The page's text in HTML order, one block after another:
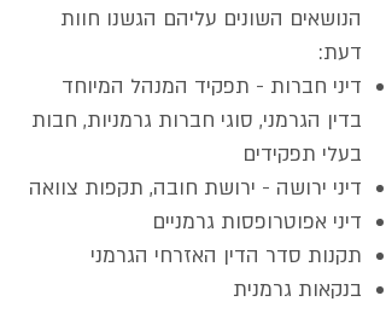
הנושאים השונים עליהם הגשנו חוות
דעת:
דיני חברות - תפקיד המנהל המיוחד
בדין הגרמני, סוגי חברות גרמניות, חבות
בעלי תפקידים
דיני ירושה - ירושת חובה, תקפות צוואה
דיני אפוטרופסות גרמניים
תקנות סדר הדין האזרחי הגרמני
בנקאות גרמנית